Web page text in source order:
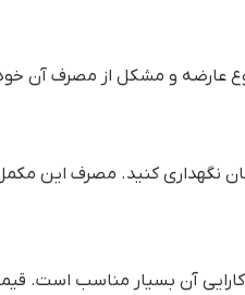
عارضه و مشکل از مصرف آن
آن بسیار مناسب است.